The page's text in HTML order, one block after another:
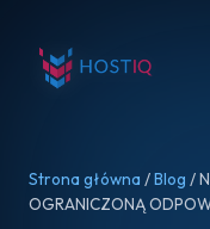
Strona główna /Blog /
OGRANICZONĄ